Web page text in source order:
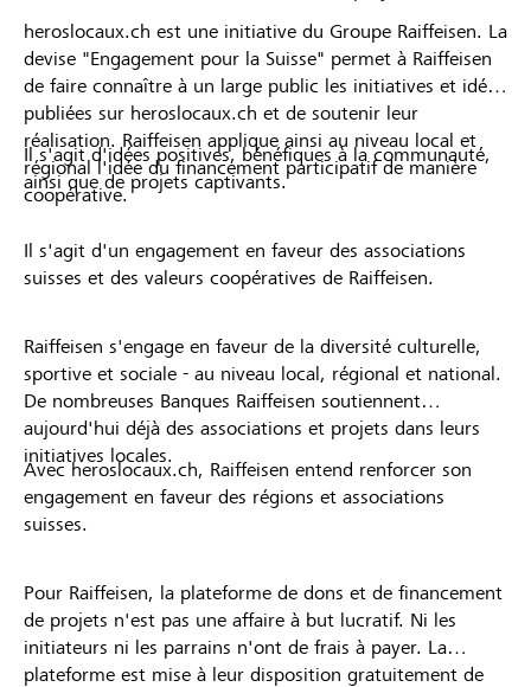
heroslocaux.ch est une initiative du Groupe Raiffeisen. La
devise "Engagement pour la Suisse" permet à Raiffeisen
de faire connaître à un large public les initiatives et idées
publiées sur heroslocaux.ch et de soutenir leur
réalisation. Raiffeisen applique ainsi au niveau local et
régional l'idée du financement participatif de manière
coopérative.
Il s'agit d'idées positives, bénéfiques à la communauté,
ainsi que de projets captivants.
Il s'agit d'un engagement en faveur des associations
suisses et des valeurs coopératives de Raiffeisen.
Raiffeisen s'engage en faveur de la diversité culturelle,
sportive et sociale - au niveau local, régional et national.
De nombreuses Banques Raiffeisen soutiennent
aujourd'hui déjà des associations et projets dans leurs
initiatives locales.
Avec heroslocaux.ch, Raiffeisen entend renforcer son
engagement en faveur des régions et associations
suisses.
Pour Raiffeisen, la plateforme de dons et de financement
de projets n'est pas une affaire à but lucratif. Ni les
initiateurs ni les parrains n'ont de frais à payer. La
plateforme est mise à leur disposition gratuitement de